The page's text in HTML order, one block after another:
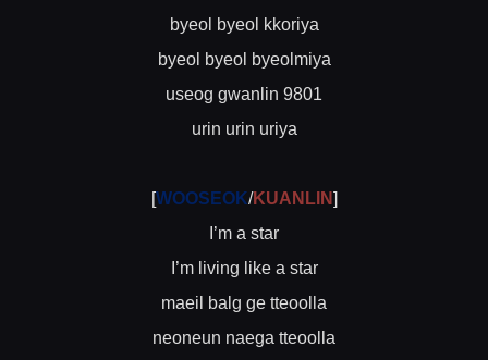
byeol byeol kkoriya
byeol byeol byeolmiya
useog gwanlin 9801
urin urin uriya
[WOOSEOK/KUANLIN]
I’m a star
I’m living like a star
maeil balg ge tteoolla
neoneun naega tteoolla